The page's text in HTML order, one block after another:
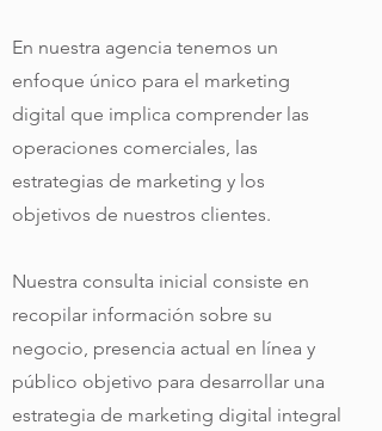
En nuestra agencia tenemos un
enfoque único para el marketing
digital que implica comprender las
operaciones comerciales, las
estrategias de marketing y los
objetivos de nuestros clientes.
Nuestra consulta inicial consiste en
recopilar información sobre su
negocio, presencia actual en línea y
público objetivo para desarrollar una
estrategia de marketing digital integral